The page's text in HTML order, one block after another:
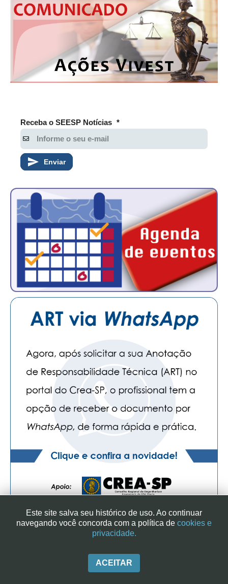
Receba o SEESP Notícias *
Enviar
SINDICATO DOS ENGENHEIROS NO ESTADO DE SÃO PAULO
|+ 55 (11) 3113-2600
Este site salva seu histórico de uso. Ao continuar
navegando você concorda com a política de cookies e
privacidade.
ACEITAR